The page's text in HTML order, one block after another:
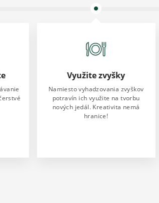
Využite zvyšky
Namiesto vyhadzovania zvyškov
potravín ich využite na tvorbu
nových jedál. Kreativita nemá
hranice!